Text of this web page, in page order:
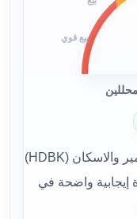
بيع قوي
تظهر توصيات المحللين لسهم بنك التعمير والاسكان (HDBK)
إيجابية واضحة في